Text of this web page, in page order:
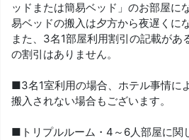
ッドまたは簡易ベッド」のお部屋に
易ベッドの搬入は夕方から夜遅くに
また、3名1部屋利用割引の記載があ
の割引はありません。
■3名1室利用の場合、ホテル事情に
搬入されない場合もございます。
■トリプルルーム・4～6人部屋に関